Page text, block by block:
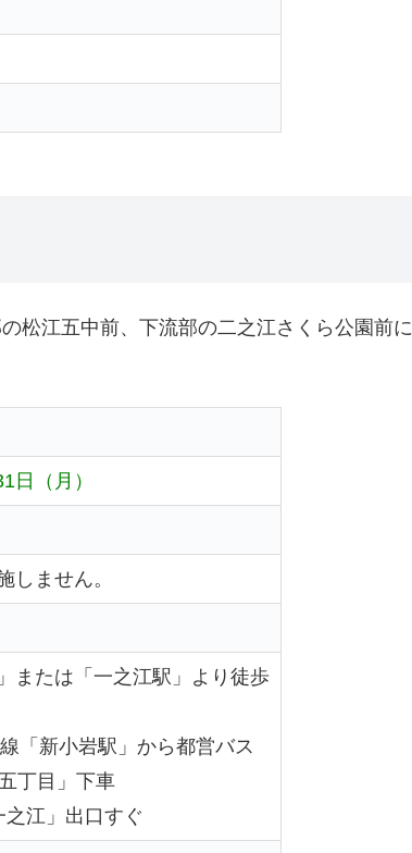
松江五中前、下流部の二之江さくら公園前に
日（月）
しません。
または「一之江駅」より徒歩
「新小岩駅」から都営バス
丁目」下車
江」出口すぐ